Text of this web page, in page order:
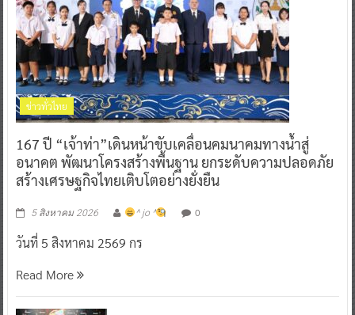
ข่าวทั่วไทย
167 ปี “เจ้าท่า”เดินหน้าขับเคลื่อนคมนาคมทางน้ำสู่
อนาคต พัฒนาโครงสร้างพื้นฐาน ยกระดับความปลอดภัย
สร้างเศรษฐกิจไทยเติบโตอย่างยั่งยืน
5 สิงหาคม 2026 ^ jo ^ 0
วันที่ 5 สิงหาคม 2569 กร
Read More